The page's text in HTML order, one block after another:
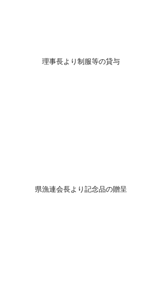
理事長より制服等の貸与
県漁連会長より記念品の贈呈